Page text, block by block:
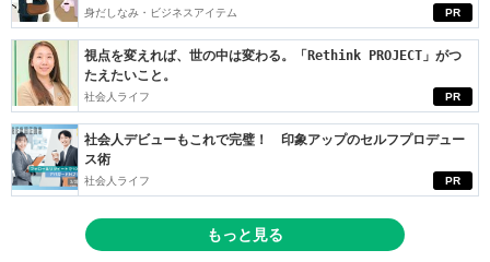
PR
身だしなみ・ビジネスアイテム
PR
視点を変えれば、世の中は変わる。「Rethink PROJECT」がつ
たえたいこと。
社会人ライフ
PR
社会人デビューもこれで完璧！ 印象アップのセルフプロデュー
ス術
社会人ライフ
もっと見る